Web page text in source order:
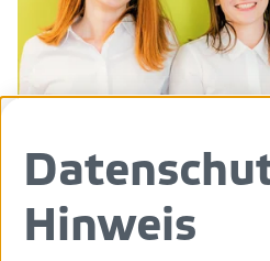
Hinweis